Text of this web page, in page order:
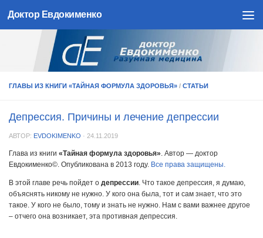
Skip to content
Доктор Евдокименко
ГЛАВЫ ИЗ КНИГИ «ТАЙНАЯ ФОРМУЛА ЗДОРОВЬЯ» / СТАТЬИ
Депрессия. Причины и лечение депрессии
АВТОР: EVDOKIMENKO · 24.11.2019
Глава из книги «Тайная формула здоровья» . Автор — доктор
Евдокименко©. Опубликована в 2013 году. Все права защищены.
В этой главе речь пойдет о депрессии . Что такое депрессия, я думаю,
объяснять никому не нужно. У кого она была, тот и сам знает, что это
такое. У кого не было, тому и знать не нужно. Нам с вами важнее другое
– отчего она возникает, эта противная депрессия.